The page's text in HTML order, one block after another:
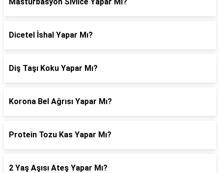
Dicetel İshal Yapar Mı?
Diş Taşı Koku Yapar Mı?
Korona Bel Ağrısı Yapar Mı?
Protein Tozu Kas Yapar Mı?
2 Yaş Aşısı Ateş Yapar Mı?